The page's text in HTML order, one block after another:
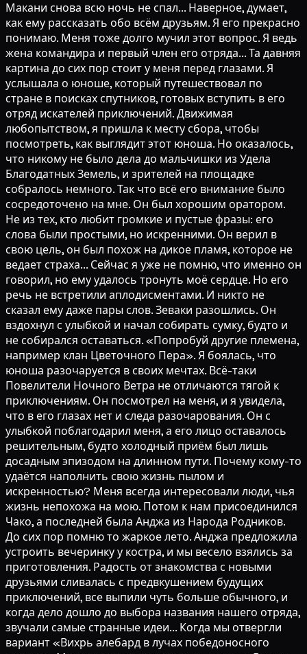
Макани снова всю ночь не спал... Наверное, думает,
как ему рассказать обо всём друзьям. Я его прекрасно
понимаю. Меня тоже долго мучил этот вопрос. Я ведь
жена командира и первый член его отряда... Та давняя
картина до сих пор стоит у меня перед глазами. Я
услышала о юноше, который путешествовал по
стране в поисках спутников, готовых вступить в его
отряд искателей приключений. Движимая
любопытством, я пришла к месту сбора, чтобы
посмотреть, как выглядит этот юноша. Но оказалось,
что никому не было дела до мальчишки из Удела
Благодатных Земель, и зрителей на площадке
собралось немного. Так что всё его внимание было
сосредоточено на мне. Он был хорошим оратором.
Не из тех, кто любит громкие и пустые фразы: его
слова были простыми, но искренними. Он верил в
свою цель, он был похож на дикое пламя, которое не
ведает страха... Сейчас я уже не помню, что именно он
говорил, но ему удалось тронуть моё сердце. Но его
речь не встретили аплодисментами. И никто не
сказал ему даже пары слов. Зеваки разошлись. Он
вздохнул с улыбкой и начал собирать сумку, будто и
не собирался оставаться. «Попробуй другие племена,
например клан Цветочного Пера». Я боялась, что
юноша разочаруется в своих мечтах. Всё-таки
Повелители Ночного Ветра не отличаются тягой к
приключениям. Он посмотрел на меня, и я увидела,
что в его глазах нет и следа разочарования. Он с
улыбкой поблагодарил меня, а его лицо оставалось
решительным, будто холодный приём был лишь
досадным эпизодом на длинном пути. Почему кому-то
удаётся наполнить свою жизнь пылом и
искренностью? Меня всегда интересовали люди, чья
жизнь непохожа на мою. Потом к нам присоединился
Чако, а последней была Анджа из Народа Родников.
До сих пор помню то жаркое лето. Анджа предложила
устроить вечеринку у костра, и мы весело взялись за
приготовления. Радость от знакомства с новыми
друзьями сливалась с предвкушением будущих
приключений, все выпили чуть больше обычного, и
когда дело дошло до выбора названия нашего отряда,
звучали самые странные идеи... Когда мы отвергли
вариант «Вихрь алебард в лучах победоносного